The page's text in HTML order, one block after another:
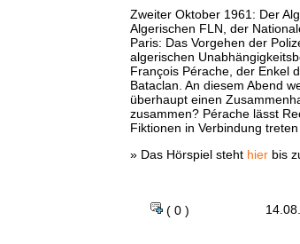
Zweiter Oktober 1961: Der
Algerischen FLN, der
Paris: Das Vorgehen der
algerischen
François Pérache, der Enkel
Bataclan. An diesem Abend
überhaupt einen
zusammen? Pérache lässt
Fiktionen in Verbindung
» Das Hörspiel steht hier bis
( 0 )